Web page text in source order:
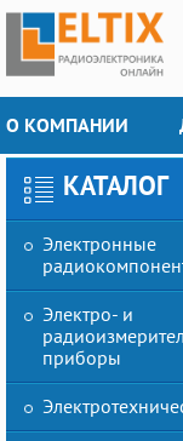
О КОМПАНИИ
КАТАЛОГ
Электронные
Электро- и
приборы